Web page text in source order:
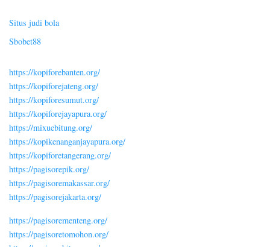
Situs judi bola
Sbobet88
https://kopiforebanten.org/
https://kopiforejateng.org/
https://kopiforesumut.org/
https://kopiforejayapura.org/
https://mixuebitung.org/
https://kopikenanganjayapura.org/
https://kopiforetangerang.org/
https://pagisorepik.org/
https://pagisoremakassar.org/
https://pagisorejakarta.org/
https://pagisorementeng.org/
https://pagisoretomohon.org/